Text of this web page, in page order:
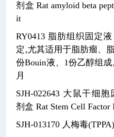
剂盒 Rat amyloid beta
it
RY0413 脂肪组织固定液
定,尤其适用于脂肪瘤、
份Bouin液、1份乙醇组成
月
SJH-022643 大鼠干细胞
剂盒 Rat Stem Cell Factor
SJH-013170 人梅毒